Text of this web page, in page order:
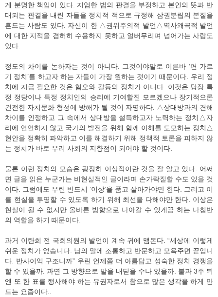
게 분명한 책임이 있다. 지엄한 법의 판결을 부정하고 본인의 뜻과 반
대되는 판결을 내린 자들을 정치적 적으로 규정해 삼권분립의 본질을
흔드는 사람도 있다. 자신이 한 △권위주의적 발언△역사왜곡적 발언
에 대한 지적을 겸허히 수용하지 못하고 얼버무리며 넘어가는 사람도
있다.
정도의 차이를 논하자는 것이 아니다. 그것이야말로 이른바 ‘편 가르
기 정치’를 하고자 하는 자들이 가장 원하는 것이기 때문이다. 우리 정
치에 지금 필요한 것은 혐오와 갈등의 정치가 아니다. 이것은 당장 특
정 정당이나 특정 정치인의 승리에 기여할진 모르겠으나 장기적으론
건전한 자치문화 형성에 방해가 될 것이 자명하다. △상대방과의 견해
차이를 인정하고 그 속에서 상대방을 설득하고자 노력하는 정치△자
리에 연연하지 않고 국가의 발전을 위해 함께 이해를 도모하는 정치△
현안을 정확히 파악하고 이를 해결하기 위해 정책적 토론을 피하지 않
는 정치가 바로 우리 사회의 지향점이 되어야 할 것이다.
물론 이런 정치의 모습은 굉장히 이상적이란 것을 잘 알고 있다. 어쩌
면 글을 읽은 누군가는 비현실적인 글이라며 손가락질할 수도 있을 것
이다. 그럼에도 우린 반드시 ‘이상’을 품고 살아가야만 한다. 그리고 이
를 현실을 투영할 수 있도록 하기 위해 최선을 다해야만 한다. 이상은
현실이 될 수 없지만 올바른 방향으로 나아갈 수 있게끔 하는 나침반
의 역할을 하기 때문이다.
과거 이탄희 전 국회의원의 발언이 계속 귀에 맴돈다. “세상에 이렇게
쉬운 정치가 없습니다. 남의 말에 조롱하고 반문하고 모욕주면 끝입니
다. 반사이익 구조니까” 우린 언제쯤 더 아름답고 성숙한 정치 경쟁을
할 수 있을까. 과연 그 방향으로 발을 내딛을 수나 있을까. 불과 3주 뒤
엔 또 한 표를 행사해야 하는 유권자로서 참으로 많은 생각을 하게 만
드는 요즘이다..